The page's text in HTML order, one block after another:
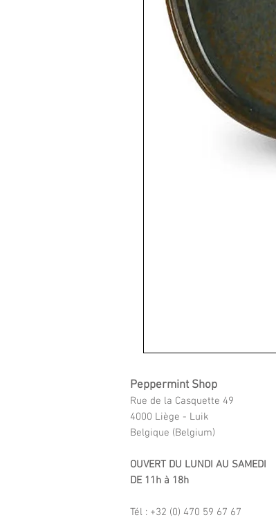
Peppermint Shop
Rue de la Casquette 49
4000 Liège - Luik
Belgique (Belgium)
OUVERT DU LUNDI AU SAMEDI
DE 11h à 18h
Tél : +32 (0) 470 59 67 67